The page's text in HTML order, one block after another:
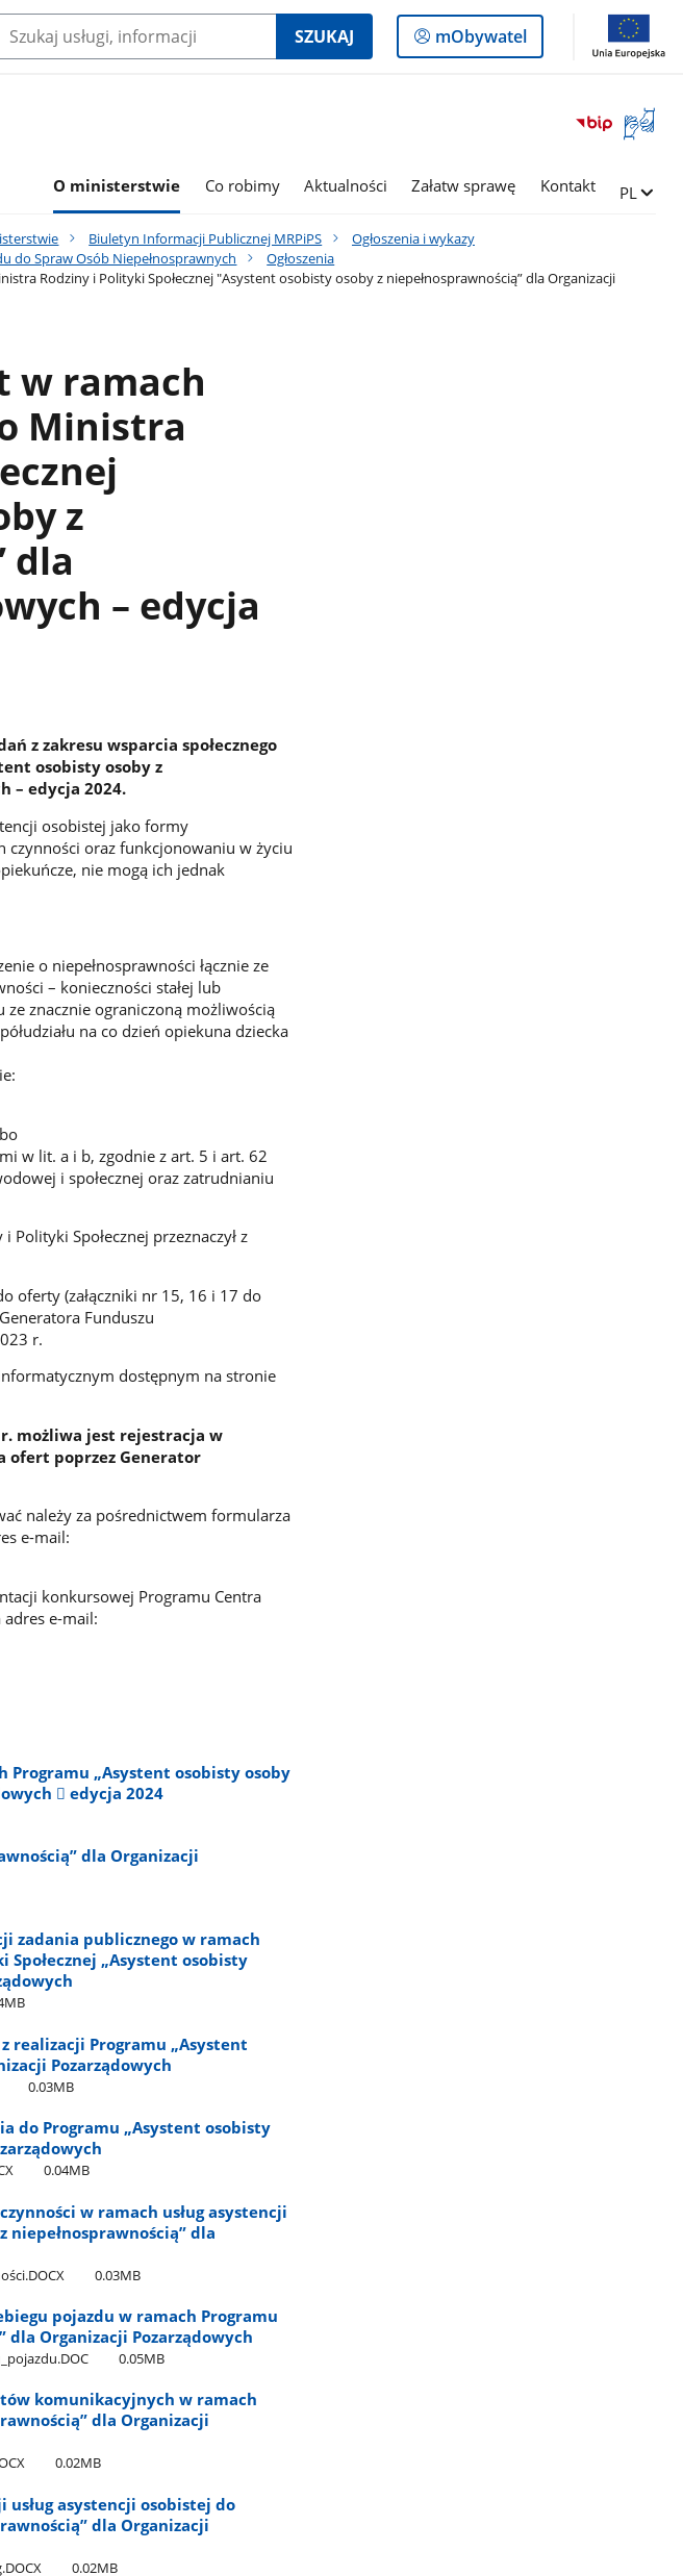
SZUKAJ
Logowanie
do
mObywatel
Otwórz
okno
języka
O ministerstwie Co robimy Aktualności Załatw sprawę Kontakt Zmień
PL
Biuletyn Informacji Publicznej MRPiPS
Ogłoszenia i wykazy
do Spraw Osób Niepełnosprawnych
Ogłoszenia
Rodziny i Polityki Społecznej "Asystent osobisty osoby z niepełnosprawnością” dla Organizacji
w ramach
Ministra
z
dla
– edycja
z zakresu wsparcia społecznego
osobisty osoby z
– edycja 2024.
osobistej jako formy
oraz funkcjonowaniu w życiu
nie mogą ich jednak
o niepełnosprawności łącznie ze
– konieczności stałej lub
znacznie ograniczoną możliwością
na co dzień opiekuna dziecka
w lit. a i b, zgodnie z art. 5 i art. 62
i społecznej oraz zatrudnianiu
Społecznej przeznaczył z
oferty (załączniki nr 15, 16 i 17 do
Funduszu
r.
dostępnym na stronie
możliwa jest rejestracja w
ofert poprzez Generator
należy za pośrednictwem formularza
e-mail:
konkursowej Programu Centra
e-mail:
„Asystent osobisty osoby
 edycja 2024
dla Organizacji
zadania publicznego w ramach
„Asystent osobisty
realizacji Programu „Asystent
Pozarządowych
0.03MB
do Programu „Asystent osobisty
0.04MB
w ramach usług asystencji
niepełnosprawnością” dla
0.03MB
pojazdu w ramach Programu
dla Organizacji Pozarządowych
0.05MB
komunikacyjnych w ramach
dla Organizacji
0.02MB
usług asystencji osobistej do
dla Organizacji
0.02MB